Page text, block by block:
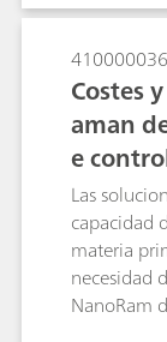
Las
Raman
fiables en
la carga
Costes
aman
e
imas
Las
capacidad
materia
necesidad
NanoRam